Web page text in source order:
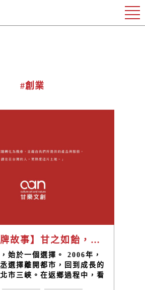
#創業
【甘樂品牌故事】甘之如飴，樂在其中
始於一個選擇。 2006年，
選擇離開都市，回到成長的
市三峽。在返鄉過程中，看